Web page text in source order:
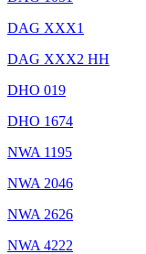
DAG XXX1
DAG XXX2 HH
DHO 019
DHO 1674
NWA 1195
NWA 2046
NWA 2626
NWA 4222